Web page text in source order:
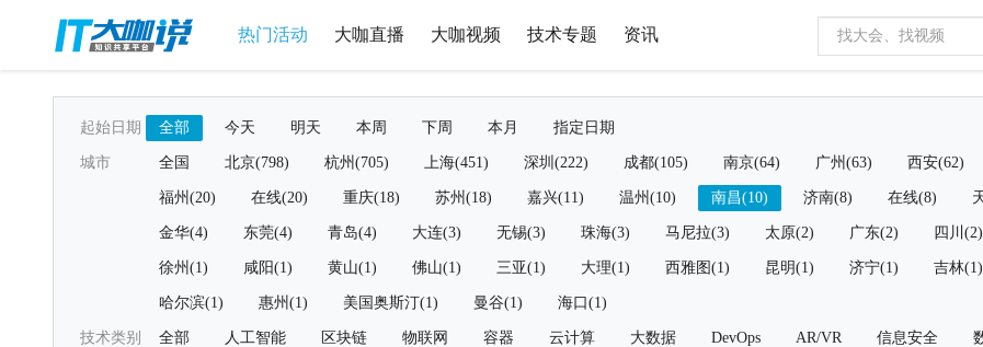
热门活动 大咖直播 大咖视频 技术专题 资讯
起始日期 全部 今天 明天 本周 下周 本月 指定日期
城市 全国 北京(798) 杭州(705) 上海(451) 深圳(222) 成都(105) 南京(64) 广州(63) 西安(62)
福州(20) 在线(20) 重庆(18) 苏州(18) 嘉兴(11) 温州(10) 南昌(10) 济南(8) 在线(8)
金华(4) 东莞(4) 青岛(4) 大连(3) 无锡(3) 珠海(3) 马尼拉(3) 太原(2) 广东(2) 四川(2)
徐州(1) 咸阳(1) 黄山(1) 佛山(1) 三亚(1) 大理(1) 西雅图(1) 昆明(1) 济宁(1) 吉林(1)
哈尔滨(1) 惠州(1) 美国奥斯汀(1) 曼谷(1) 海口(1)
技术类别 全部 人工智能 区块链 物联网 容器 云计算 大数据 DevOps AR/VR 信息安全